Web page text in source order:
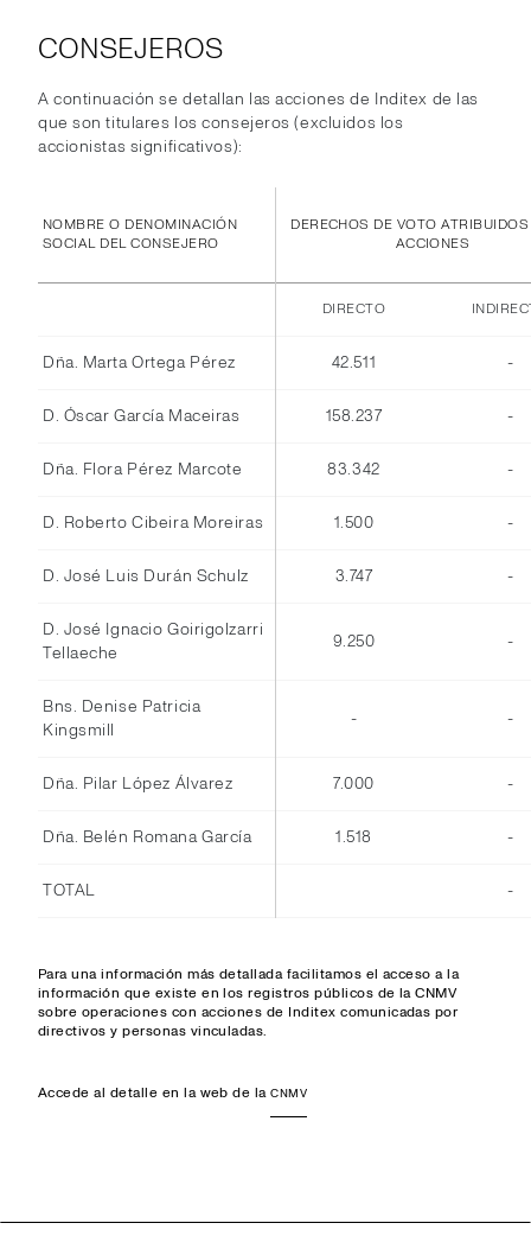
CONSEJEROS
A continuación se detallan las acciones de Inditex de las
que son titulares los consejeros (excluidos los
accionistas significativos):
NOMBRE O DENOMINACIÓN
SOCIAL DEL CONSEJERO
DERECHOS DE VOTO
ACCIONES
DIRECTO
Dña. Marta Ortega Pérez 42.511 -
D. Óscar García Maceiras 158.237 -
Dña. Flora Pérez Marcote 83.342 -
D. Roberto Cibeira Moreiras 1.500 -
D. José Luis Durán Schulz 3.747 -
D. José Ignacio Goirigolzarri
Tellaeche
9.250 -
Bns. Denise Patricia
Kingsmill
- -
Dña. Pilar López Álvarez 7.000 -
Dña. Belén Romana García 1.518 -
TOTAL -
Para una información más detallada facilitamos el acceso a la
información que existe en los registros públicos de la CNMV
sobre operaciones con acciones de Inditex comunicadas por
directivos y personas vinculadas.
Accede al detalle en la web de laCNMV